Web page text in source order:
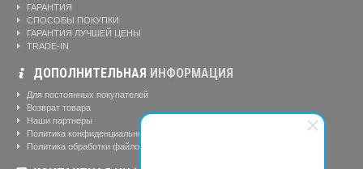
ГАРАНТИЯ
СПОСОБЫ ПОКУПКИ
ГАРАНТИЯ ЛУЧШЕЙ ЦЕНЫ
TRADE-IN
ДОПОЛНИТЕЛЬНАЯ ИНФОРМАЦИЯ
Для постоянных покупателей
Возврат товара
Наши партнеры
Политика конфиденциальности
Политика обработки файлов cookie